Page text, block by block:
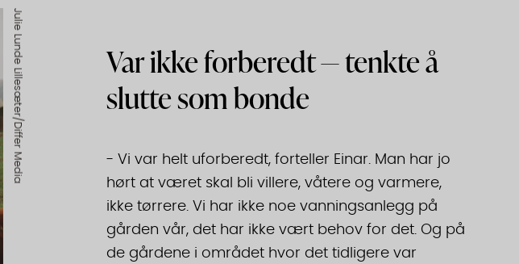
Var ikke forberedt — tenkte å
slutte som bonde
- Vi var helt uforberedt, forteller Einar. Man har jo
hørt at været skal bli villere, våtere og varmere,
ikke tørrere. Vi har ikke noe vanningsanlegg på
gården vår, det har ikke vært behov for det. Og på
de gårdene i området hvor det tidligere var
Julie Lunde Lillesæter/Differ Media